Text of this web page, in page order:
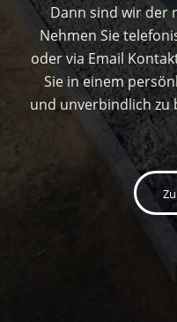
Dann sind wir der
Nehmen Sie
oder via Email
Sie in einem
und unverbindlich zu